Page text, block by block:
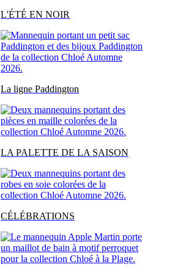
L'ÉTÉ EN NOIR
La ligne Paddington
LA PALETTE DE LA SAISON
CÉLÉBRATIONS